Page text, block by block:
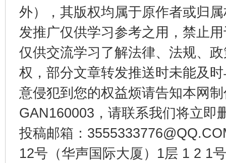
外），其版权均属于原作者或归
发推广仅供学习参考之用，禁止
仅供交流学习了解法律、法规、
权，部分文章转发推送时未能及
意侵犯到您的权益烦请告知本网
GAN160003，请联系我们将立即
投稿邮箱：
12号（华声国际大厦）1层 1 2 1
东山县通报“牛蛙产品抗生素超标问题” 法